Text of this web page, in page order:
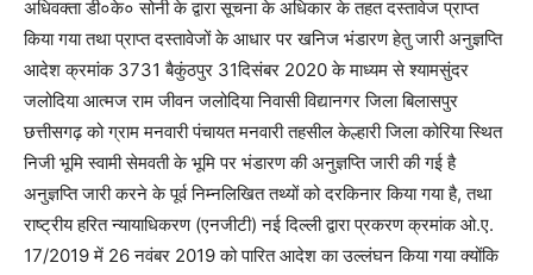
अधिवक्ता डी०के० सोनी के द्वारा सूचना के अधिकार के तहत दस्तावेज प्राप्त
किया गया तथा प्राप्त दस्तावेजों के आधार पर खनिज भंडारण हेतु जारी अनुज्ञप्ति
आदेश क्रमांक 3731 बैकुंठपुर 31दिसंबर 2020 के माध्यम से श्यामसुंदर
जलोदिया आत्मज राम जीवन जलोदिया निवासी विद्यानगर जिला बिलासपुर
छत्तीसगढ़ को ग्राम मनवारी पंचायत मनवारी तहसील केल्हारी जिला कोरिया स्थित
निजी भूमि स्वामी सेमवती के भूमि पर भंडारण की अनुज्ञप्ति जारी की गई है
अनुज्ञप्ति जारी करने के पूर्व निम्नलिखित तथ्यों को दरकिनार किया गया है, तथा
राष्ट्रीय हरित न्यायाधिकरण (एनजीटी) नई दिल्ली द्वारा प्रकरण क्रमांक ओ.ए.
17/2019 में 26 नवंबर 2019 को पारित आदेश का उल्लंघन किया गया क्योंकि